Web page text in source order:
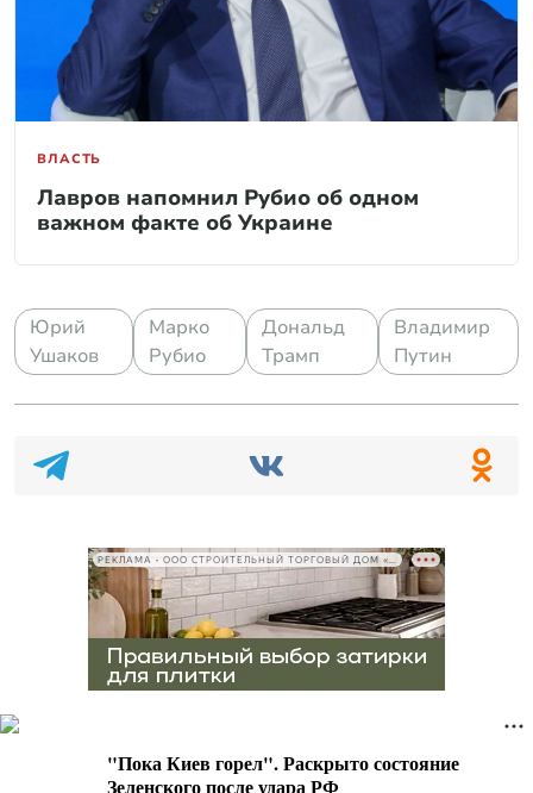
ВЛАСТЬ
Лавров напомнил Рубио об одном
важном факте об Украине
Юрий
Ушаков
Марко
Рубио
Дональд
Трамп
Владимир
Путин
РЕКЛАМА • ООО СТРОИТЕЛЬНЫЙ ТОРГОВЫЙ ДОМ «ПЕТРОВИЧ», ИНН 7802348846
"Пока Киев горел". Раскрыто состояние
Зеленского после удара РФ